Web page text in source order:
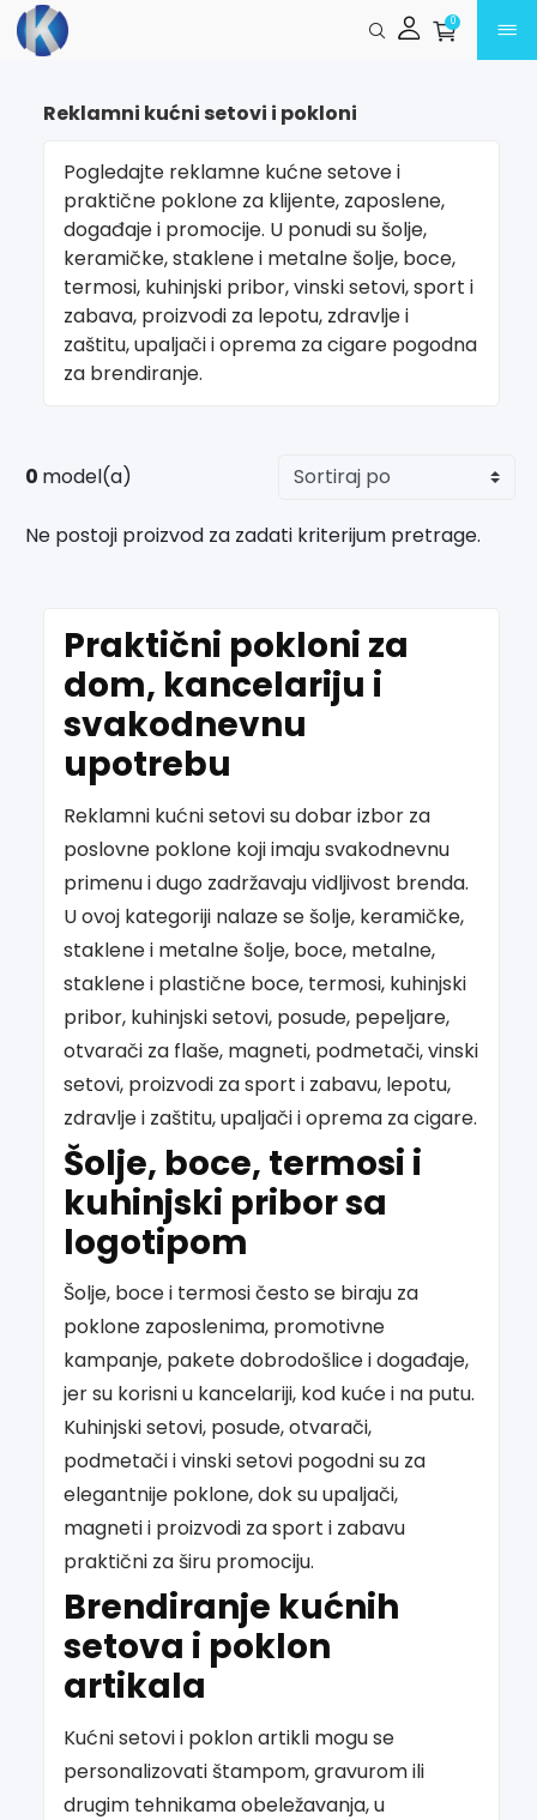
Preskoči na glavni sadržaj 0
Reklamni kućni setovi i pokloni
Pogledajte reklamne kućne setove i
praktične poklone za klijente, zaposlene,
događaje i promocije. U ponudi su šolje,
keramičke, staklene i metalne šolje, boce,
termosi, kuhinjski pribor, vinski setovi, sport i
zabava, proizvodi za lepotu, zdravlje i
zaštitu, upaljači i oprema za cigare pogodna
za brendiranje.
0 model(a)
Ne postoji proizvod za zadati kriterijum pretrage.
Praktični pokloni za
dom, kancelariju i
svakodnevnu
upotrebu
Reklamni kućni setovi su dobar izbor za
poslovne poklone koji imaju svakodnevnu
primenu i dugo zadržavaju vidljivost brenda.
U ovoj kategoriji nalaze se šolje, keramičke,
staklene i metalne šolje, boce, metalne,
staklene i plastične boce, termosi, kuhinjski
pribor, kuhinjski setovi, posude, pepeljare,
otvarači za flaše, magneti, podmetači, vinski
setovi, proizvodi za sport i zabavu, lepotu,
zdravlje i zaštitu, upaljači i oprema za cigare.
Šolje, boce, termosi i
kuhinjski pribor sa
logotipom
Šolje, boce i termosi često se biraju za
poklone zaposlenima, promotivne
kampanje, pakete dobrodošlice i događaje,
jer su korisni u kancelariji, kod kuće i na putu.
Kuhinjski setovi, posude, otvarači,
podmetači i vinski setovi pogodni su za
elegantnije poklone, dok su upaljači,
magneti i proizvodi za sport i zabavu
praktični za širu promociju.
Brendiranje kućnih
setova i poklon
artikala
Kućni setovi i poklon artikli mogu se
personalizovati štampom, gravurom ili
drugim tehnikama obeležavanja, u